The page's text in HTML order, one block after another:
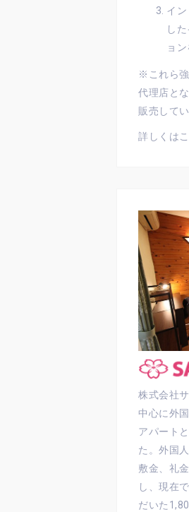
イ
し
ョ
※これら強
代理店と
販売してい
詳しくは
株式会社
中心に外
アパート
た。外国
敷金、礼
し、現在
だいた